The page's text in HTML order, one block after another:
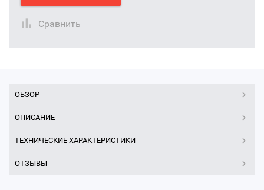
Сравнить
ОБЗОР
ОПИСАНИЕ
ТЕХНИЧЕСКИЕ ХАРАКТЕРИСТИКИ
ОТЗЫВЫ